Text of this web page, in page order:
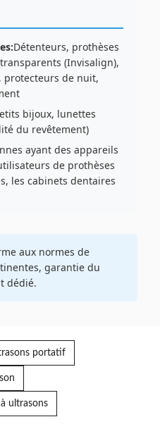
Détenteurs, prothèses
(Invisalign),
protecteurs de nuit,
bijoux, lunettes
du revêtement)
ayant des appareils
de prothèses
les cabinets dentaires
aux normes de
garantie du
dédié.
portatif
ultrasons